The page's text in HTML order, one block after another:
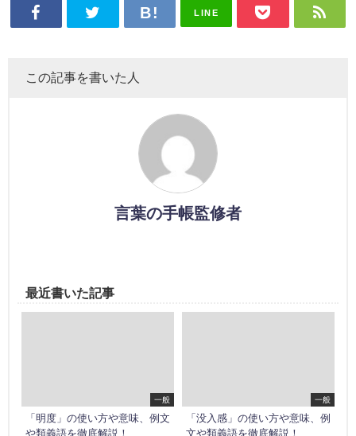
LINE
この記事を書いた人
言葉の手帳監修者
最近書いた記事
一般
「明度」の使い方や意味、例文
や類義語を徹底解説！
一般
「没入感」の使い方や意味、例
文や類義語を徹底解説！